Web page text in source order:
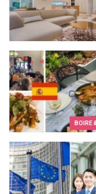
BOIRE
La Cueva de
Travailler dans les